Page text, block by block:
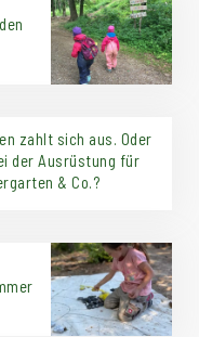
zahlt sich aus. Oder
der Ausrüstung für
& Co.?